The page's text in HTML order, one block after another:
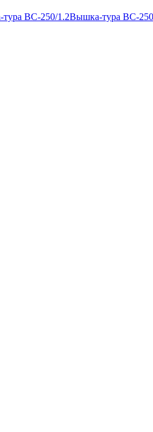
ВС-250/1.2Вышка-тура ВС-